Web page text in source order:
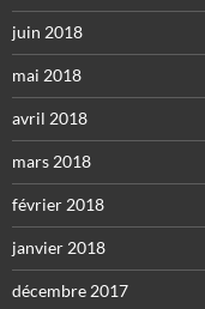
juin 2018
mai 2018
avril 2018
mars 2018
février 2018
janvier 2018
décembre 2017